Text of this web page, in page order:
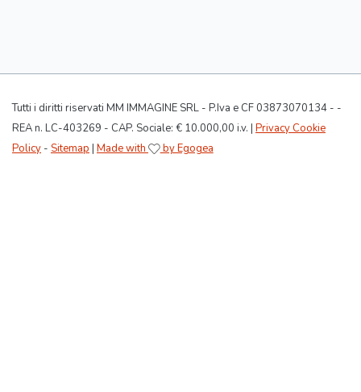
Tutti i diritti riservati MM IMMAGINE SRL - P.Iva e CF 03873070134 - -
REA n. LC-403269 - CAP. Sociale: € 10.000,00 i.v. | Privacy Cookie
Policy - Sitemap | Made with by Egogea